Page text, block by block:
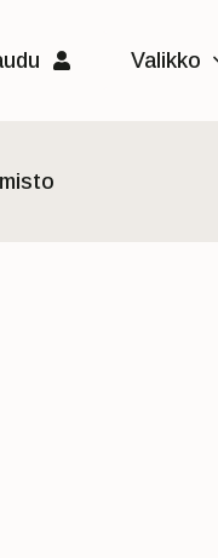
Valikko